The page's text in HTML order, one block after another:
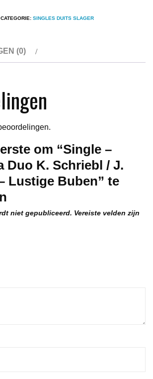
CATEGORIE: SINGLES DUITS SLAGER
(0)
om “Single –
Duo K. Schriebl / J.
Lustige Buben” te
niet gepubliceerd. Vereiste velden zijn